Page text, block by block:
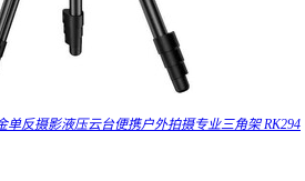
单反摄影液压云台便携户外拍摄专业三角架 RK294